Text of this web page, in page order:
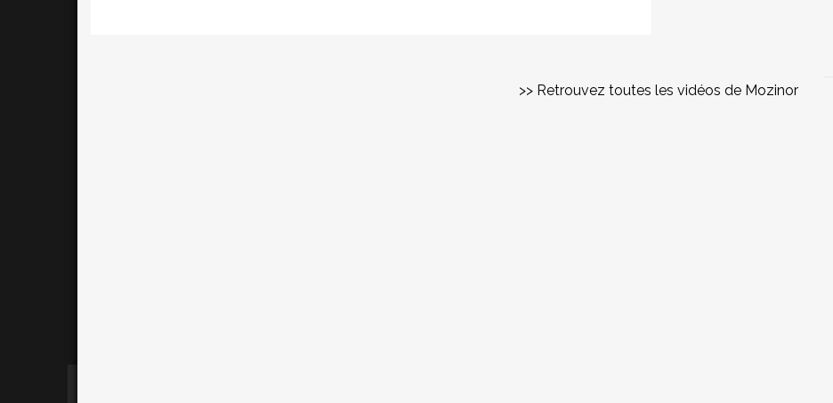
>> Retrouvez toutes les vidéos de Mozinor